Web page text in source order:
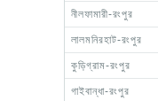
নীলফামারী-রংপুর
লালমনিরহাট-রংপুর
কুড়িগ্রাম-রংপুর
গাইবান্ধা-রংপুর